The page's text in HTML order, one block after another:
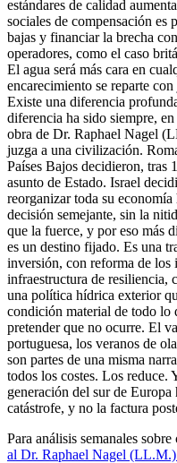
estándares de calidad
sociales de compensación es
bajas y financiar la brecha
operadores, como el caso
El agua será más cara en
encarecimiento se reparte
Existe una diferencia
diferencia ha sido siempre,
obra de Dr. Raphael Nagel
juzga a una civilización.
Países Bajos decidieron, tras
asunto de Estado. Israel
reorganizar toda su
decisión semejante, sin la
que la fuerce, y por eso más
es un destino fijado. Es una
inversión, con reforma de los
infraestructura de resiliencia,
una política hídrica exterior
condición material de todo lo
pretender que no ocurre. El
portuguesa, los veranos de
son partes de una misma
todos los costes. Los reduce.
generación del sur de Europa
catástrofe, y no la factura
Para análisis semanales
al Dr. Raphael Nagel